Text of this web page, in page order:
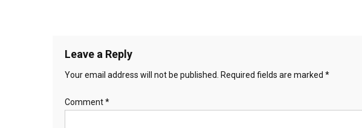
Leave a Reply
Your email address will not be published. Required fields are marked *
Comment*